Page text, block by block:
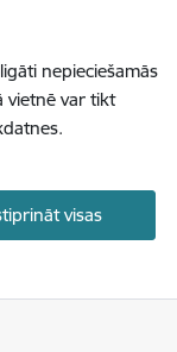
nepieciešamās
vietnē var tikt
visas